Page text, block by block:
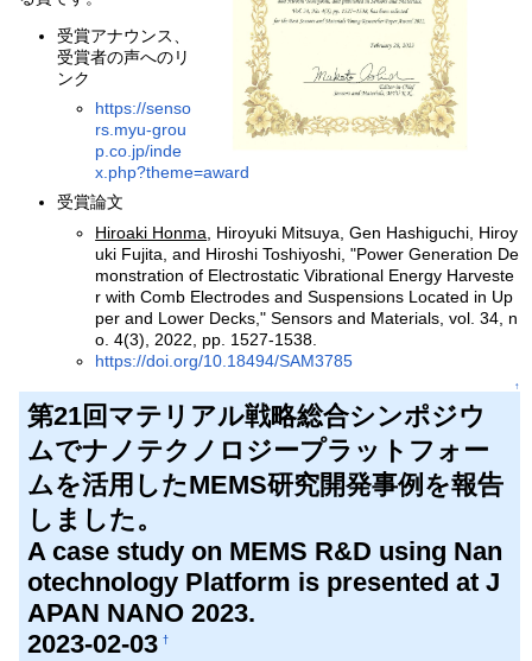
受賞アナウンス、
受賞者の声へのリ
ンク
https://senso
rs.myu-grou
p.co.jp/inde
x.php?theme=award
受賞論文
Hiroaki Honma , Hiroyuki Mitsuya, Gen Hashiguchi, Hiroy
uki Fujita, and Hiroshi Toshiyoshi, "Power Generation De
monstration of Electrostatic Vibrational Energy Harveste
r with Comb Electrodes and Suspensions Located in Up
per and Lower Decks," Sensors and Materials, vol. 34, n
o. 4(3), 2022, pp. 1527-1538.
https://doi.org/10.18494/SAM3785
↑
第21回マテリアル戦略総合シンポジウ
ムでナノテクノロジープラットフォー
ムを活用したMEMS研究開発事例を報告
しました。
A case study on MEMS R&D using Nan
otechnology Platform is presented at J
APAN NANO 2023.
2023-02-03 †